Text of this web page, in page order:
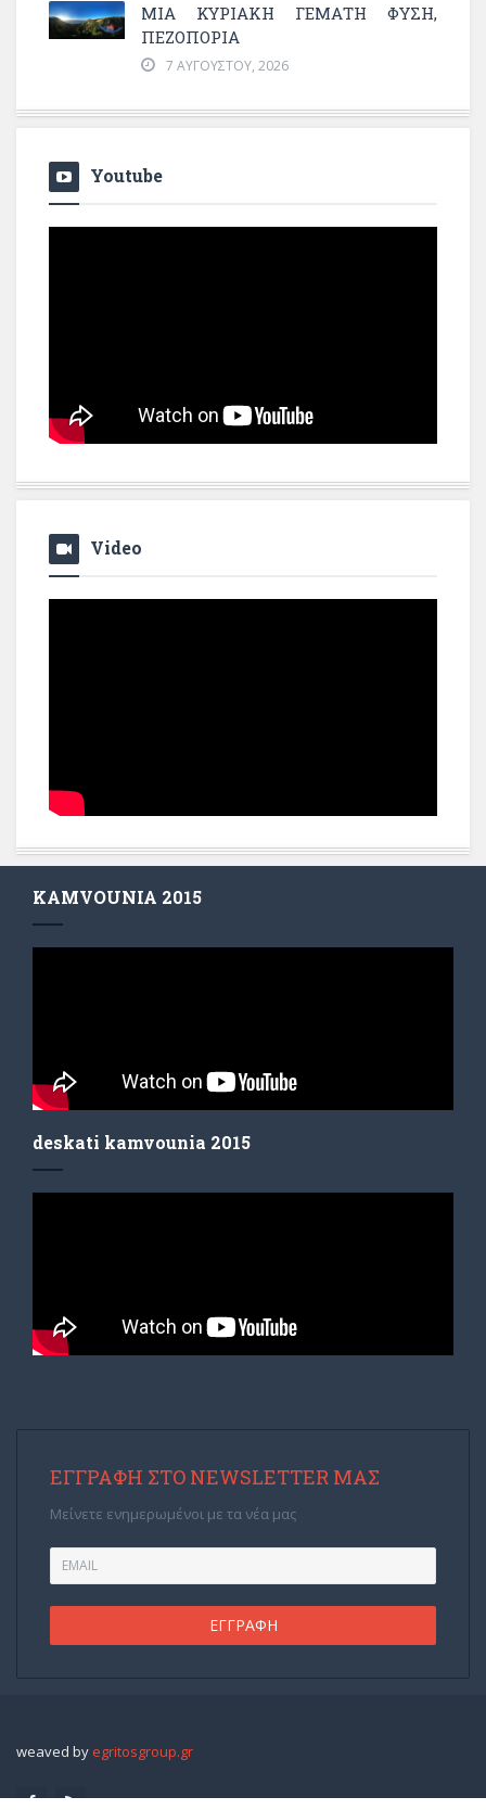
ΜΙΑ ΚΥΡΙΑΚΉ ΓΕΜΆΤΗ ΦΎΣΗ,
ΠΕΖΟΠΟΡΊΑ
7 ΑΥΓΟΎΣΤΟΥ, 2026
Youtube
Video
KAMVOUNIA 2015
deskati kamvounia 2015
ΕΓΓΡΑΦΉ ΣΤΟ NEWSLETTER ΜΑΣ
Μείνετε ενημερωμένοι με τα νέα μας
weaved by egritosgroup.gr